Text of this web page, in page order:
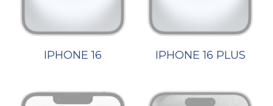
IPHONE 16 IPHONE 16 PLUS